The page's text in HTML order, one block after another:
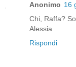
Anonimo 16
Chi, Raffa?
Alessia
Rispondi